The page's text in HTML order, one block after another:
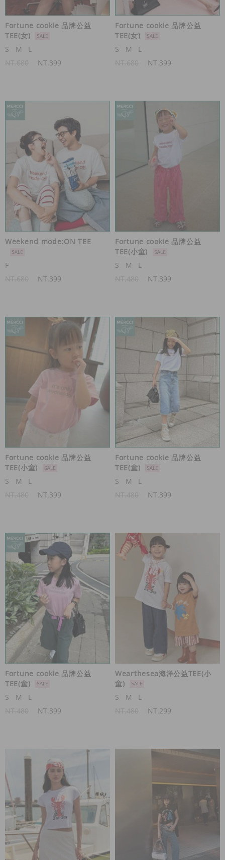
Fortune cookie 品牌公益
TEE(女)
S
M
L
NT.399
Fortune cookie 品牌公益
TEE(女)
S
M
L
NT.399
Weekend mode:ON TEE
F
NT.399
Fortune cookie 品牌公益
TEE(小童)
S
M
L
NT.399
Fortune cookie 品牌公益
TEE(小童)
S
M
L
NT.399
Fortune cookie 品牌公益
TEE(童)
S
M
L
NT.399
Fortune cookie 品牌公益
TEE(童)
S
M
L
NT.399
Wearthesea海洋公益TEE(小
童)
S
M
L
NT.299